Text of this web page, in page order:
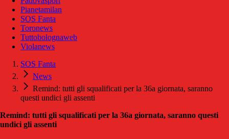
Pianetamilan
SOS Fanta
Toronews
Tuttobolognaweb
Violanews
SOS Fanta
News
Remind: tutti gli squalificati per la 36a giornata, saranno
questi undici gli assenti
Remind: tutti gli squalificati per la 36a giornata, saranno questi
undici gli assenti